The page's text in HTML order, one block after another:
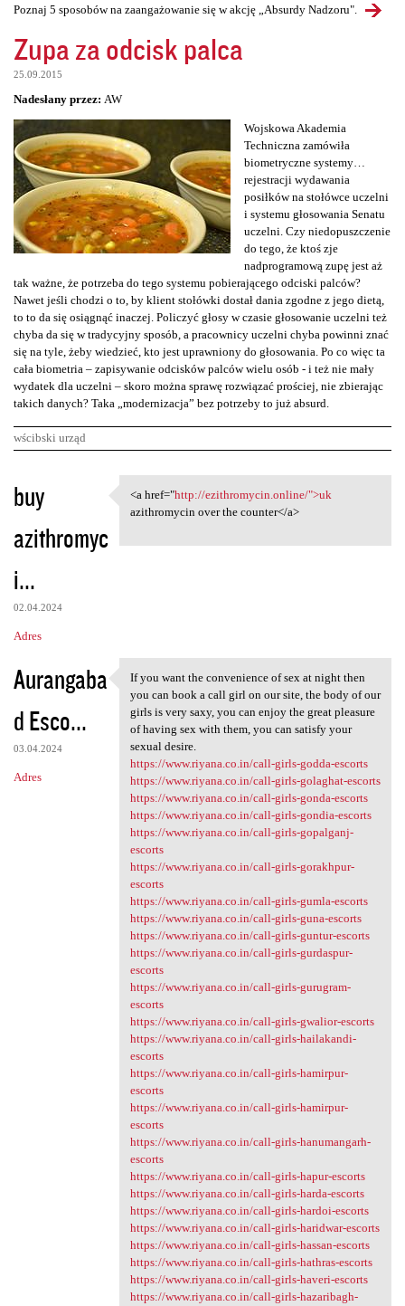
Poznaj 5 sposobów na zaangażowanie się w akcję „Absurdy Nadzoru".
Zupa za odcisk palca
25.09.2015
Nadesłany przez: AW
Wojskowa Akademia
Techniczna zamówiła
biometryczne systemy…
rejestracji wydawania
posiłków na stołówce uczelni
i systemu głosowania Senatu
uczelni. Czy niedopuszczenie
do tego, że ktoś zje
nadprogramową zupę jest aż
tak ważne, że potrzeba do tego systemu pobierającego odciski palców?
Nawet jeśli chodzi o to, by klient stołówki dostał dania zgodne z jego dietą,
to to da się osiągnąć inaczej. Policzyć głosy w czasie głosowanie uczelni też
chyba da się w tradycyjny sposób, a pracownicy uczelni chyba powinni znać
się na tyle, żeby wiedzieć, kto jest uprawniony do głosowania. Po co więc ta
cała biometria – zapisywanie odcisków palców wielu osób - i też nie mały
wydatek dla uczelni – skoro można sprawę rozwiązać prościej, nie zbierając
takich danych? Taka „modernizacja” bez potrzeby to już absurd.
wścibski urząd
K
o
m
n
t
a
r
z
e
buy
azithromyc
i...
02.04.2024
Adres
<a href="http://ezithromycin
<a href="http://ezithromycin.online/">uk
azithromycin over the counter</a>
Aurangaba
d Esco...
03.04.2024
Adres
If you want the convenience
If you want the convenience of sex at night then
you can book a call girl on our site, the body of our
girls is very saxy, you can enjoy the great pleasure
of having sex with them, you can satisfy your
sexual desire.
https://www.riyana.co.in/call-girls-godda-escorts
https://www.riyana.co.in/call-girls-golaghat-escorts
https://www.riyana.co.in/call-girls-gonda-escorts
https://www.riyana.co.in/call-girls-gondia-escorts
https://www.riyana.co.in/call-girls-gopalganj-
escorts
https://www.riyana.co.in/call-girls-gorakhpur-
escorts
https://www.riyana.co.in/call-girls-gumla-escorts
https://www.riyana.co.in/call-girls-guna-escorts
https://www.riyana.co.in/call-girls-guntur-escorts
https://www.riyana.co.in/call-girls-gurdaspur-
escorts
https://www.riyana.co.in/call-girls-gurugram-
escorts
https://www.riyana.co.in/call-girls-gwalior-escorts
https://www.riyana.co.in/call-girls-hailakandi-
escorts
https://www.riyana.co.in/call-girls-hamirpur-
escorts
https://www.riyana.co.in/call-girls-hamirpur-
escorts
https://www.riyana.co.in/call-girls-hanumangarh-
escorts
https://www.riyana.co.in/call-girls-hapur-escorts
https://www.riyana.co.in/call-girls-harda-escorts
https://www.riyana.co.in/call-girls-hardoi-escorts
https://www.riyana.co.in/call-girls-haridwar-escorts
https://www.riyana.co.in/call-girls-hassan-escorts
https://www.riyana.co.in/call-girls-hathras-escorts
https://www.riyana.co.in/call-girls-haveri-escorts
https://www.riyana.co.in/call-girls-hazaribagh-